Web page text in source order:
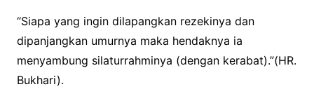
“Siapa yang ingin dilapangkan rezekinya dan
dipanjangkan umurnya maka hendaknya ia
menyambung silaturrahminya (dengan kerabat).”(HR.
Bukhari).